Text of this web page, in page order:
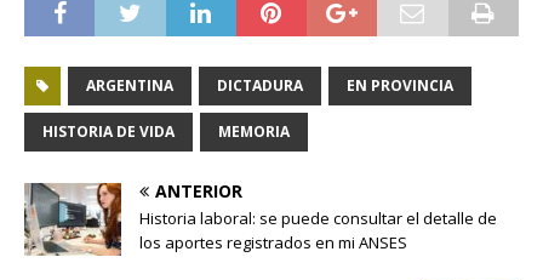
ARGENTINA DICTADURA EN PROVINCIA
HISTORIA DE VIDA MEMORIA
ANTERIOR
Historia laboral: se puede consultar el detalle de
los aportes registrados en mi ANSES